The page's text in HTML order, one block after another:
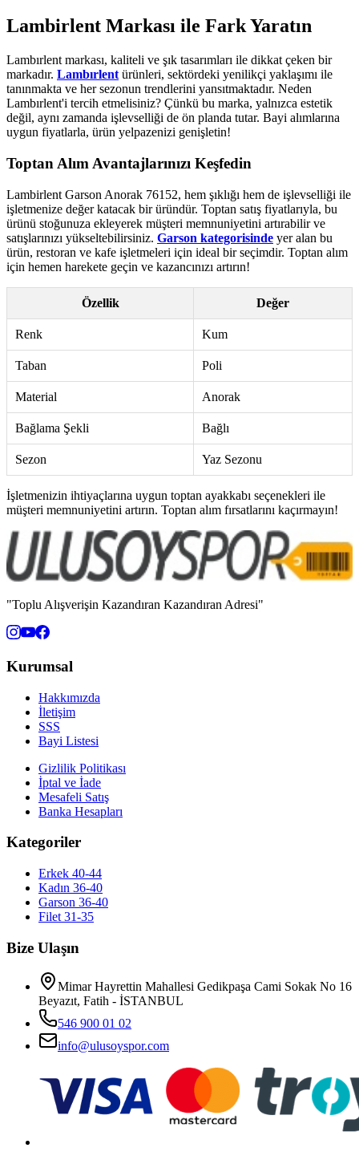
Lambirlent Markası ile Fark Yaratın
Lambırlent markası, kaliteli ve şık tasarımları ile dikkat çeken bir
markadır. Lambırlent ürünleri, sektördeki yenilikçi yaklaşımı ile
tanınmakta ve her sezonun trendlerini yansıtmaktadır. Neden
Lambırlent'i tercih etmelisiniz? Çünkü bu marka, yalnızca estetik
değil, aynı zamanda işlevselliği de ön planda tutar. Bayi alımlarına
uygun fiyatlarla, ürün yelpazenizi genişletin!
Toptan Alım Avantajlarınızı Keşfedin
Lambirlent Garson Anorak 76152, hem şıklığı hem de işlevselliği ile
işletmenize değer katacak bir üründür. Toptan satış fiyatlarıyla, bu
ürünü stoğunuza ekleyerek müşteri memnuniyetini artırabilir ve
satışlarınızı yükseltebilirsiniz. Garson kategorisinde yer alan bu
ürün, restoran ve kafe işletmeleri için ideal bir seçimdir. Toptan alım
için hemen harekete geçin ve kazancınızı artırın!
Özellik Değer
Renk Kum
Taban Poli
Material Anorak
Bağlama Şekli Bağlı
Sezon Yaz Sezonu
İşletmenizin ihtiyaçlarına uygun toptan ayakkabı seçenekleri ile
müşteri memnuniyetini artırın. Toptan alım fırsatlarını kaçırmayın!
"Toplu Alışverişin Kazandıran Kazandıran Adresi"
Kurumsal
Hakkımızda
İletişim
SSS
Bayi Listesi
Gizlilik Politikası
İptal ve İade
Mesafeli Satış
Banka Hesapları
Kategoriler
Erkek 40-44
Kadın 36-40
Garson 36-40
Filet 31-35
Bize Ulaşın
Mimar Hayrettin Mahallesi Gedikpaşa Cami Sokak No 16
Beyazıt, Fatih - İSTANBUL
546 900 01 02
info@ulusoyspor.com